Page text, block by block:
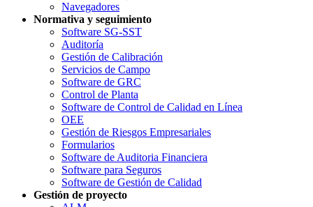
Navegadores
Normativa y seguimiento
Software SG-SST
Auditoría
Gestión de Calibración
Servicios de Campo
Software de GRC
Control de Planta
Software de Control de Calidad en Línea
OEE
Gestión de Riesgos Empresariales
Formularios
Software de Auditoria Financiera
Software para Seguros
Software de Gestión de Calidad
Gestión de proyecto